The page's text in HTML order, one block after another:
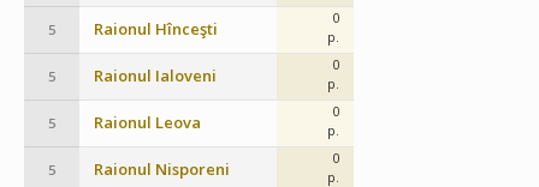
5 Raionul Hînceşti
0
p.
5 Raionul Ialoveni
0
p.
5 Raionul Leova
0
p.
5 Raionul Nisporeni
0
p.